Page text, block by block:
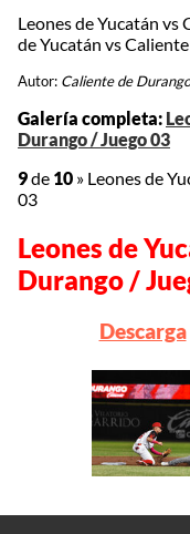
Leones de Yucatán vs
de Yucatán vs
Autor: Caliente de
Galería completa:
Durango / Juego 03
9de 10 » Leones de
03
Leones de
Durango /
Descarga